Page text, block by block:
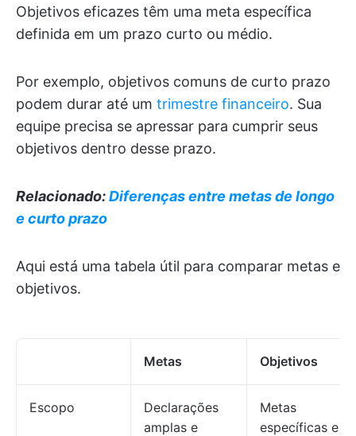
Objetivos eficazes têm uma meta específica
definida em um prazo curto ou médio.
Por exemplo, objetivos comuns de curto prazo
podem durar até um trimestre financeiro. Sua
equipe precisa se apressar para cumprir seus
objetivos dentro desse prazo.
Relacionado:Diferenças entre metas de longo
e curto prazo
Aqui está uma tabela útil para comparar metas e
objetivos.
Metas Objetivos
Escopo
Declarações
amplas e
Metas
específicas e